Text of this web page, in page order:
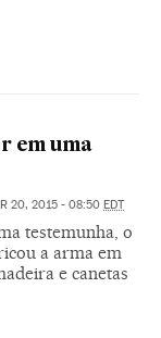
em uma
20, 2015 - 08:50 EDT
testemunha, o
a arma em
e canetas